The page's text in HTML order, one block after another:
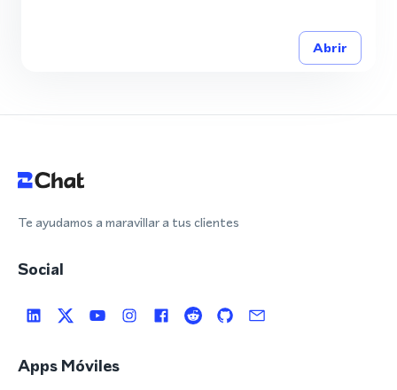
Abrir
Te ayudamos a maravillar a tus clientes
Social
Apps Móviles